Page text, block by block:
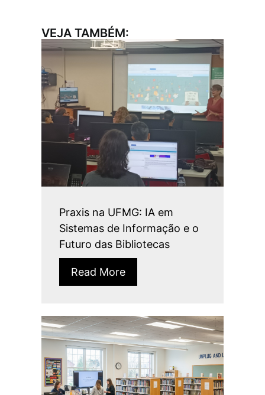
VEJA TAMBÉM:
Praxis na UFMG: IA em
Sistemas de Informação e o
Futuro das Bibliotecas
Read More